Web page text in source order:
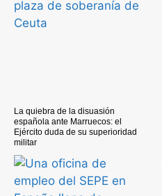
La quiebra de la disuasión
española ante Marruecos: el
Ejército duda de su superioridad
militar